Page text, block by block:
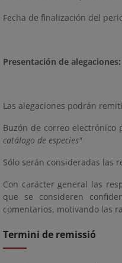
Fecha de finalización del
Presentación de alegaciones:
Las alegaciones podrán
Buzón de correo electrónico
catálogo de especies"
Sólo serán consideradas las
Con carácter general las
que se consideren
comentarios, motivando las
Termini de remissió